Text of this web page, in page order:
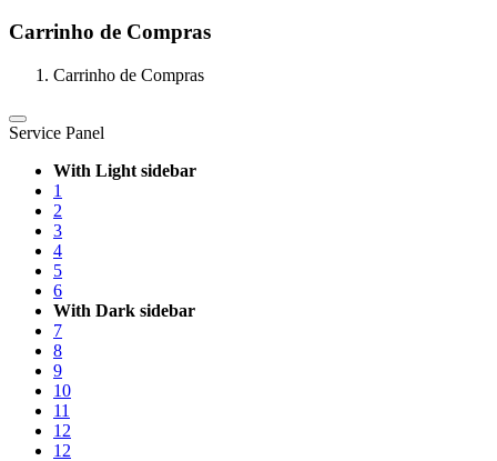
Carrinho de Compras
Carrinho de Compras
Service Panel
With Light sidebar
1
2
3
4
5
6
With Dark sidebar
7
8
9
10
11
12
12